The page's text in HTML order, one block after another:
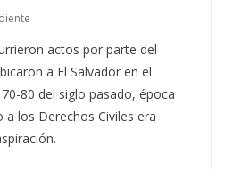
actos por parte del
a El Salvador en el
80 del siglo pasado, época
los Derechos Civiles era